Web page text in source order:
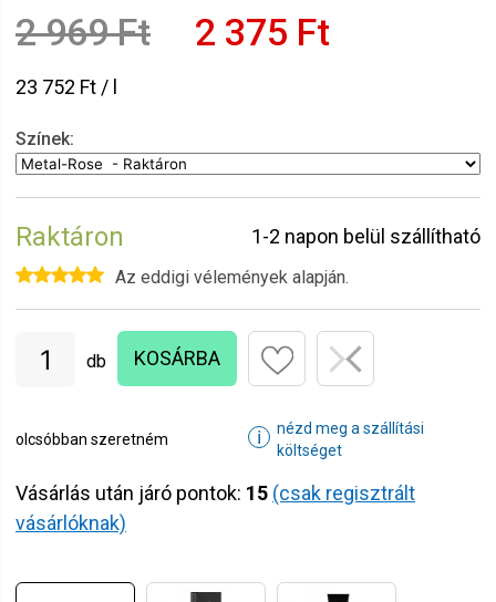
2 969 Ft 2 375 Ft
23 752 Ft / l
Színek:
Raktáron 1-2 napon belül szállítható
Az eddigi vélemények alapján.
db KOSÁRBA
olcsóbban szeretném ℹ
nézd meg a szállítási
költséget
Vásárlás után járó pontok: 15 (csak regisztrált
vásárlóknak)